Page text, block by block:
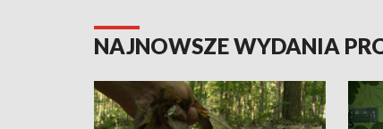
NAJNOWSZE WYDANIA